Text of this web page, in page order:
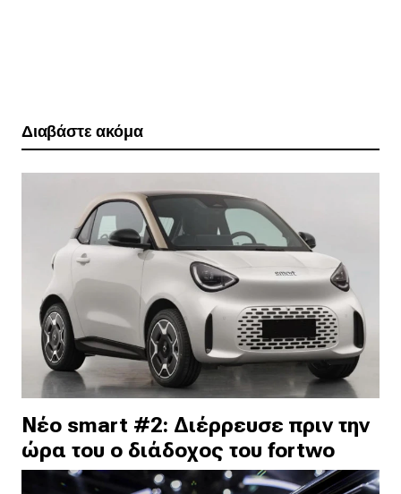
Διαβάστε ακόμα
Νέο smart #2: Διέρρευσε πριν την
ώρα του ο διάδοχος του fortwo